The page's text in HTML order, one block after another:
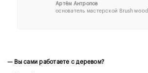
Артём Антропов
основатель мастерской Brushwood
— Вы сами работаете с деревом?